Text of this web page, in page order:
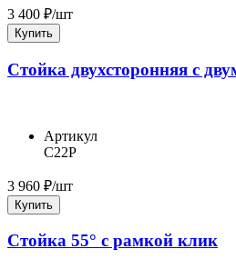
3 400 ₽/шт
Купить
Стойка двухсторонняя с
Артикул
С22Р
3 960 ₽/шт
Купить
Стойка 55° с рамкой клик